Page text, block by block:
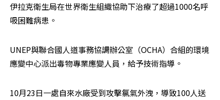
伊拉克衛生局在世界衛生組織協助下治療了超過1000名呼
吸困難病患。
UNEP與聯合國人道事務協調辦公室（OCHA）合組的環境
應變中心派出毒物專業應變人員，給予技術指導。
10月23日一處自來水廠受到攻擊氯氣外洩，導致100人送